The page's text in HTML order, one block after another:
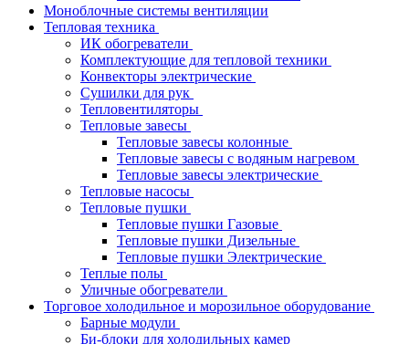
Моноблочные системы вентиляции
Тепловая техника
ИК обогреватели
Комплектующие для тепловой техники
Конвекторы электрические
Сушилки для рук
Тепловентиляторы
Тепловые завесы
Тепловые завесы колонные
Тепловые завесы с водяным нагревом
Тепловые завесы электрические
Тепловые насосы
Тепловые пушки
Тепловые пушки Газовые
Тепловые пушки Дизельные
Тепловые пушки Электрические
Теплые полы
Уличные обогреватели
Торговое холодильное и морозильное оборудование
Барные модули
Би-блоки для холодильных камер